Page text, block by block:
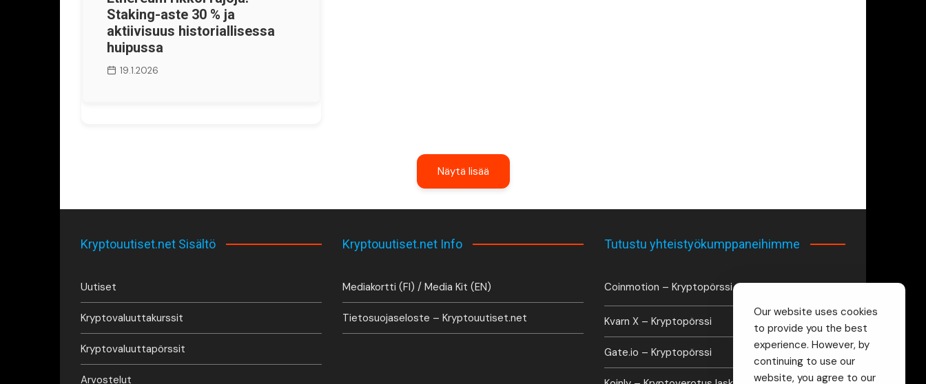
Staking-aste 30 % ja
aktiivisuus historiallisessa
huipussa
19.1.2026
Näytä lisää
Kryptouutiset.net Sisältö
Uutiset
Kryptovaluuttakurssit
Kryptovaluuttapörssit
Arvostelut
Kryptouutiset.net Info
Mediakortti (FI) / Media Kit (EN)
Tietosuojaseloste – Kryptouutiset.net
Tutustu yhteistyökumppaneihimme
Coinmotion – Kryptopörssi
Kvarn X – Kryptopörssi
Gate.io – Kryptopörssi
Our website uses cookies
to provide you the best
experience. However, by
continuing to use our
website, you agree to our